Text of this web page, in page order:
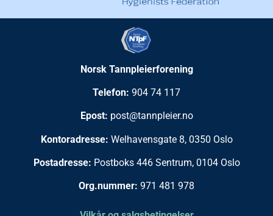
Norsk Tannpleierforening
Telefon: 904 74 117
Epost: post@tannpleier.no
Kontoradresse: Welhavensgate 8, 0350 Oslo
Postadresse: Postboks 446 Sentrum, 0104 Oslo
Org.nummer: 971 481 978